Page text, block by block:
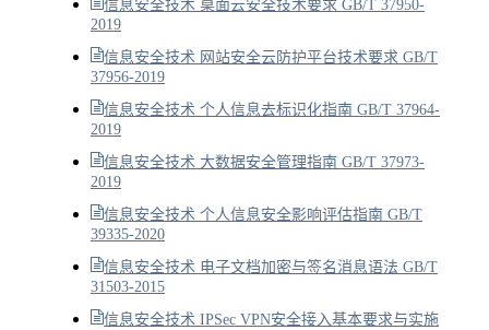
信息安全技术 桌面云安全技术要求 GB/T 37950-
2019
信息安全技术 网站安全云防护平台技术要求 GB/T
37956-2019
信息安全技术 个人信息去标识化指南 GB/T 37964-
2019
信息安全技术 大数据安全管理指南 GB/T 37973-
2019
信息安全技术 个人信息安全影响评估指南 GB/T
39335-2020
信息安全技术 电子文档加密与签名消息语法 GB/T
31503-2015
信息安全技术 IPSec VPN安全接入基本要求与实施